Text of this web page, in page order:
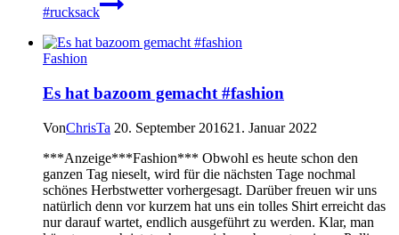
#rucksack
Fashion
Es hat bazoom gemacht #fashion
VonChrisTa 20. September 201621. Januar 2022
***Anzeige***Fashion*** Obwohl es heute schon den
ganzen Tag nieselt, wird für die nächsten Tage nochmal
schönes Herbstwetter vorhergesagt. Darüber freuen wir uns
natürlich denn vor kurzem hat uns ein tolles Shirt erreicht das
nur darauf wartet, endlich ausgeführt zu werden. Klar, man